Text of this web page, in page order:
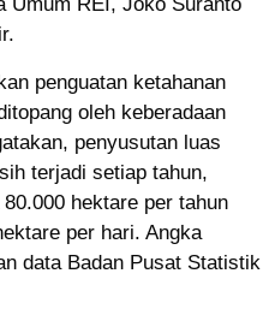
penguatan ketahanan
oleh keberadaan
penyusutan luas
terjadi setiap tahun,
hektare per tahun
per hari. Angka
data Badan Pusat Statistik